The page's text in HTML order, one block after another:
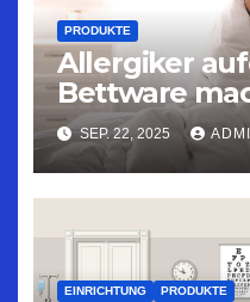
PRODUKTE
Allergiker
Bettware
Unterschied
SEP. 22, 2025
EINRICHTUNG PRODUKTE